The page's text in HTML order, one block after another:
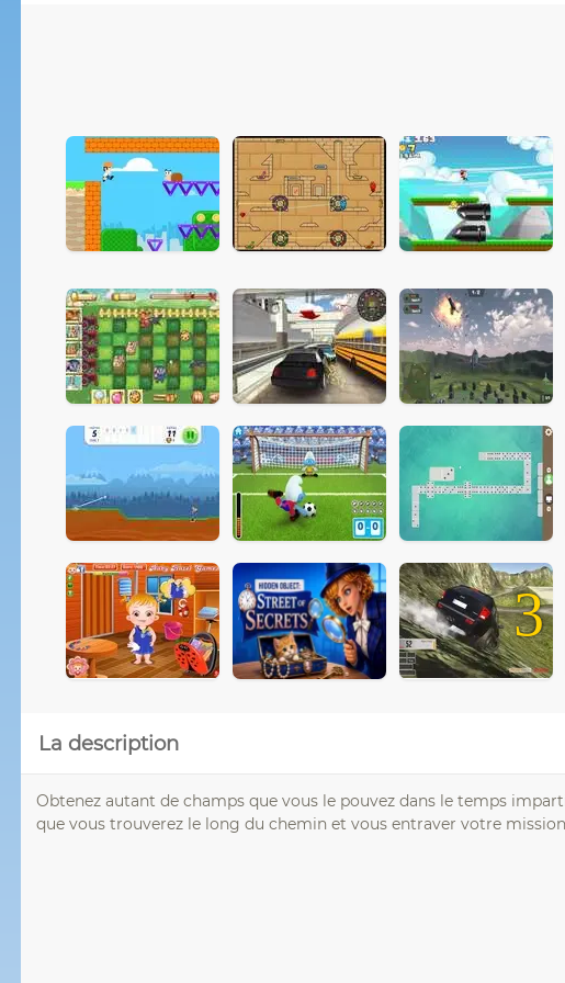
3
La description
Obtenez autant de champs que vous le pouvez dans le temps
que vous trouverez le long du chemin et vous entraver votre